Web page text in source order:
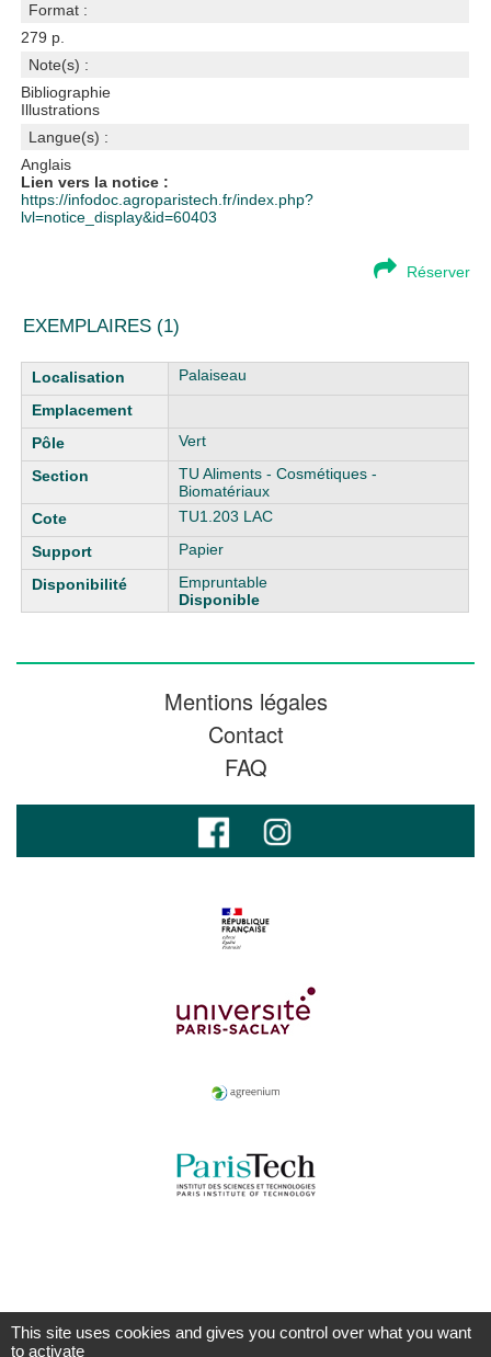
Format :
279 p.
Note(s) :
Bibliographie
Illustrations
Langue(s) :
Anglais
Lien vers la notice :
https://infodoc.agroparistech.fr/index.php?
lvl=notice_display&id=60403
Réserver
EXEMPLAIRES (1)
Liste des exemplaires Palaiseau
Vert
TU Aliments - Cosmétiques -
Biomatériaux
TU1.203 LAC
Papier
Empruntable
Disponible
Mentions légales
Contact
FAQ
This site uses cookies and gives you control over what you want
to activate